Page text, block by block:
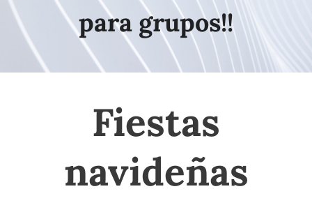
para grupos!!
Fiestas
navideñas